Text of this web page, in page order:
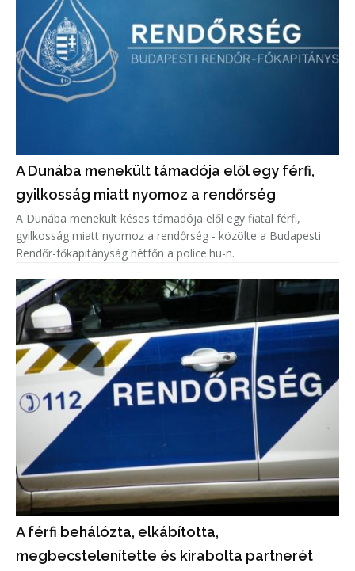
A Dunába menekült támadója elől egy férfi,
gyilkosság miatt nyomoz a rendőrség
A Dunába menekült késes támadója elől egy fiatal férfi,
gyilkosság miatt nyomoz a rendőrség - közölte a Budapesti
Rendőr-főkapitányság hétfőn a police.hu-n.
A férfi behálózta, elkábította,
megbecstelenítette és kirabolta partnerét